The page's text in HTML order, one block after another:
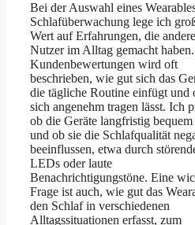
Bei der Auswahl eines
Schlafüberwachung lege ich
Wert auf Erfahrungen, die andere
Nutzer im Alltag gemacht
Kundenbewertungen wird oft
beschrieben, wie gut sich das
die tägliche Routine einfügt und
sich angenehm tragen lässt. Ich
ob die Geräte langfristig
und ob sie die Schlafqualität
beeinflussen, etwa durch
LEDs oder laute
Benachrichtigungstöne. Eine
Frage ist auch, wie gut das
den Schlaf in verschiedenen
Alltagssituationen erfasst, zum